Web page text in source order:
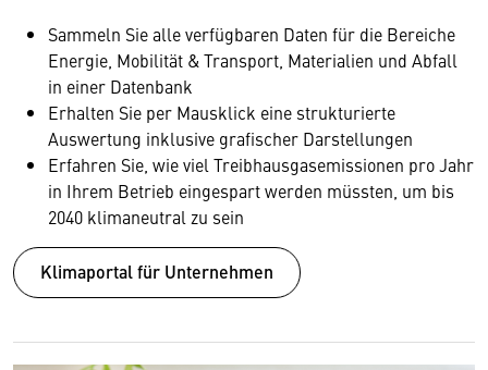
Sammeln Sie alle verfügbaren Daten für die Bereiche
Energie, Mobilität & Transport, Materialien und Abfall
in einer Datenbank
Erhalten Sie per Mausklick eine strukturierte
Auswertung inklusive grafischer Darstellungen
Erfahren Sie, wie viel Treibhausgasemissionen pro Jahr
in Ihrem Betrieb eingespart werden müssten, um bis
2040 klimaneutral zu sein
Klimaportal für Unternehmen